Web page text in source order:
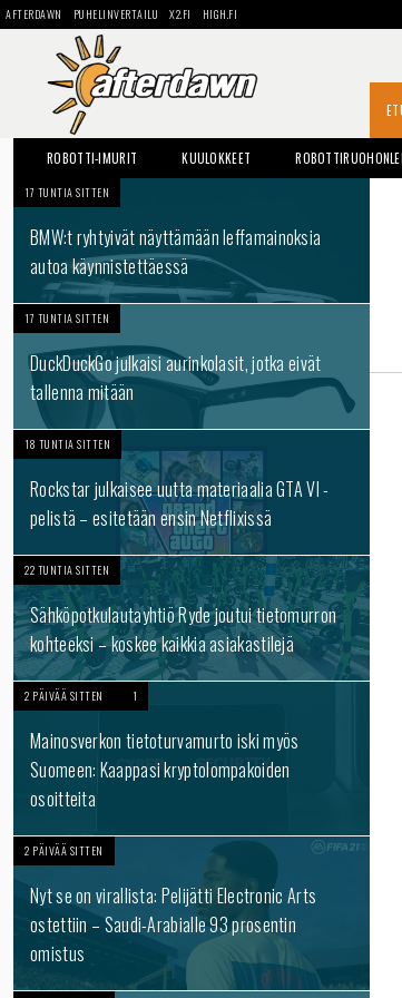
AFTERDAWN PUHELINVERTAILU X2.FI HIGH.FI
ROBOTTI-IMURIT KUULOKKEET
17 TUNTIA SITTEN
BMW:t ryhtyivät näyttämään leffamainoksia
autoa käynnistettäessä
17 TUNTIA SITTEN
DuckDuckGo julkaisi aurinkolasit, jotka eivät
tallenna mitään
18 TUNTIA SITTEN
Rockstar julkaisee uutta materiaalia GTA VI -
pelistä – esitetään ensin Netflixissä
22 TUNTIA SITTEN
Sähköpotkulautayhtiö Ryde joutui tietomurron
kohteeksi – koskee kaikkia asiakastilejä
2 PÄIVÄÄ SITTEN 1
Mainosverkon tietoturvamurto iski myös
Suomeen: Kaappasi kryptolompakoiden
osoitteita
2 PÄIVÄÄ SITTEN
Nyt se on virallista: Pelijätti Electronic Arts
ostettiin – Saudi-Arabialle 93 prosentin
omistus